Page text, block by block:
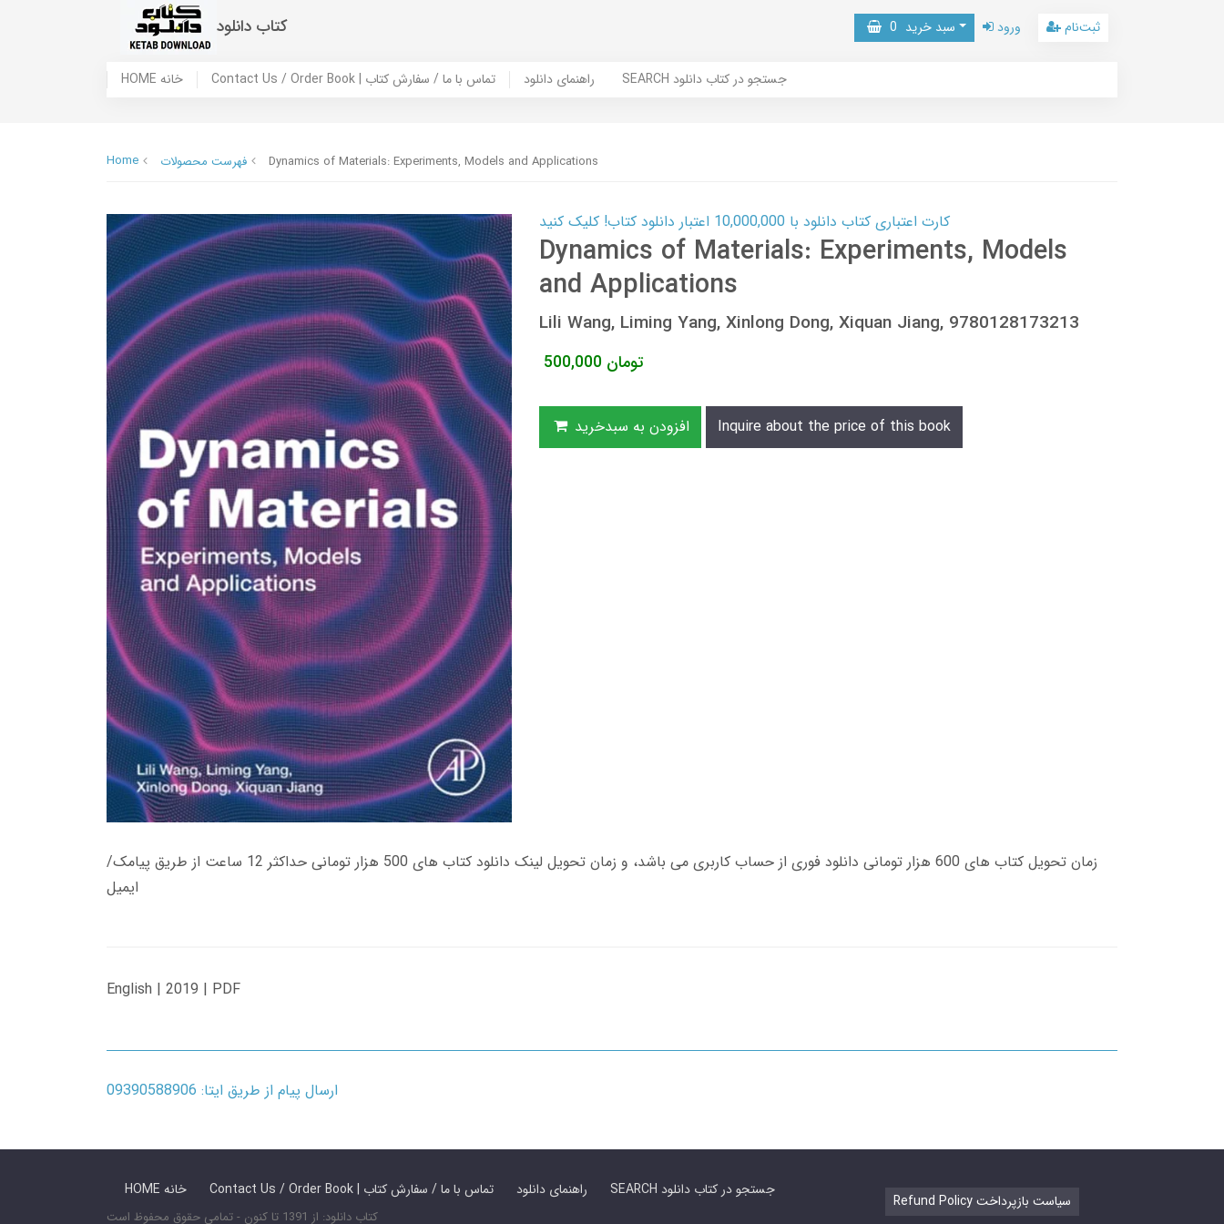
کتاب دانلود سبد خرید 0 ورود ثبت‌نام
HOME خانه Contact Us / Order Book | تماس با ما / سفارش کتاب راهنمای دانلود SEARCH جستجو در کتاب دانلود
Home فهرست محصولات Dynamics of Materials: Experiments, Models and Applications
کارت اعتباری کتاب دانلود با 10,000,000 اعتبار دانلود کتاب! کلیک کنید
Dynamics of Materials: Experiments, Models
and Applications
Lili Wang, Liming Yang, Xinlong Dong, Xiquan Jiang, 9780128173213
500,000 تومان
افزودن به سبدخرید Inquire about the price of this book
زمان تحویل کتاب های 600 هزار تومانی دانلود فوری از حساب کاربری می باشد، و زمان تحویل لینک دانلود کتاب های 500 هزار تومانی حداکثر 12 ساعت از طریق پیامک/
ایمیل
English | 2019 | PDF
ارسال پیام از طریق ایتا: 09390588906
HOME خانه Contact Us / Order Book | تماس با ما / سفارش کتاب راهنمای دانلود SEARCH جستجو در کتاب دانلود
کتاب دانلود: از 1391 تا کنون - تمامی حقوق محفوظ است
Refund Policy سیاست بازپرداخت